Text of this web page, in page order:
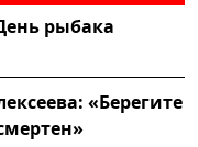
рыбака
«Берегите